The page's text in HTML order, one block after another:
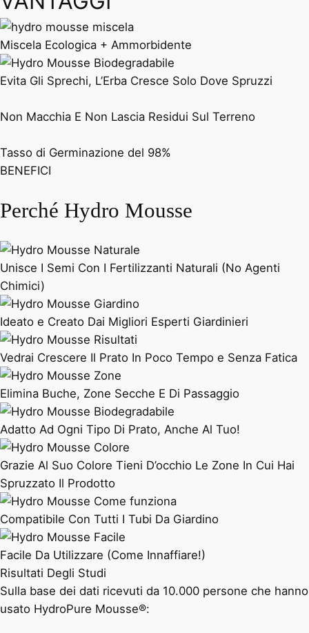
Miscela Ecologica + Ammorbidente
Evita Gli Sprechi, L’Erba Cresce Solo Dove Spruzzi
Non Macchia E Non Lascia Residui Sul Terreno
Tasso di Germinazione del 98%
BENEFICI
Perché Hydro Mousse
Unisce I Semi Con I Fertilizzanti Naturali (No Agenti
Chimici)
Ideato e Creato Dai Migliori Esperti Giardinieri
Vedrai Crescere Il Prato In Poco Tempo e Senza Fatica
Elimina Buche, Zone Secche E Di Passaggio
Adatto Ad Ogni Tipo Di Prato, Anche Al Tuo!
Grazie Al Suo Colore Tieni D’occhio Le Zone In Cui Hai
Spruzzato Il Prodotto
Compatibile Con Tutti I Tubi Da Giardino
Facile Da Utilizzare (Come Innaffiare!)
Risultati Degli Studi
Sulla base dei dati ricevuti da 10.000 persone che hanno
usato HydroPure Mousse®: